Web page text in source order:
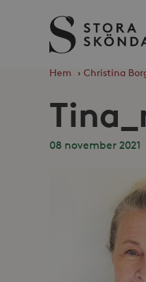
Stora
Sköndal
Hem › Christina
08 november 2021